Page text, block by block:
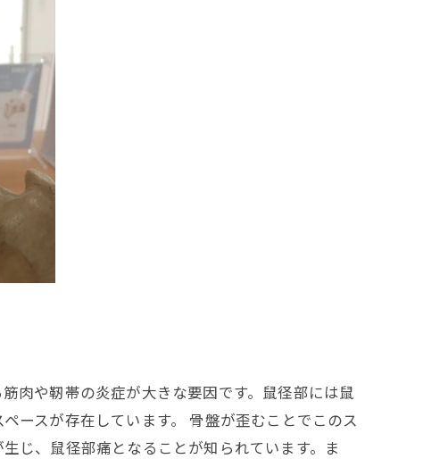
肉や靭帯の炎症が大きな要因です。鼠径部には鼠
ースが存在しています。 骨盤が歪むことでこのス
じ、鼠径部痛となることが知られています。ま